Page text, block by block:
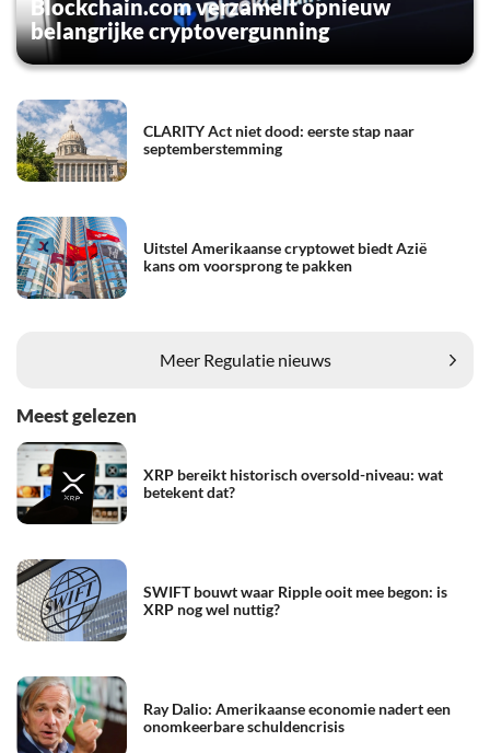
Blockchain.com verzamelt opnieuw
belangrijke cryptovergunning
CLARITY Act niet dood: eerste stap naar
septemberstemming
Uitstel Amerikaanse cryptowet biedt Azië
kans om voorsprong te pakken
Meer Regulatie nieuws
Meest gelezen
XRP bereikt historisch oversold-niveau: wat
betekent dat?
SWIFT bouwt waar Ripple ooit mee begon: is
XRP nog wel nuttig?
Ray Dalio: Amerikaanse economie nadert een
onomkeerbare schuldencrisis